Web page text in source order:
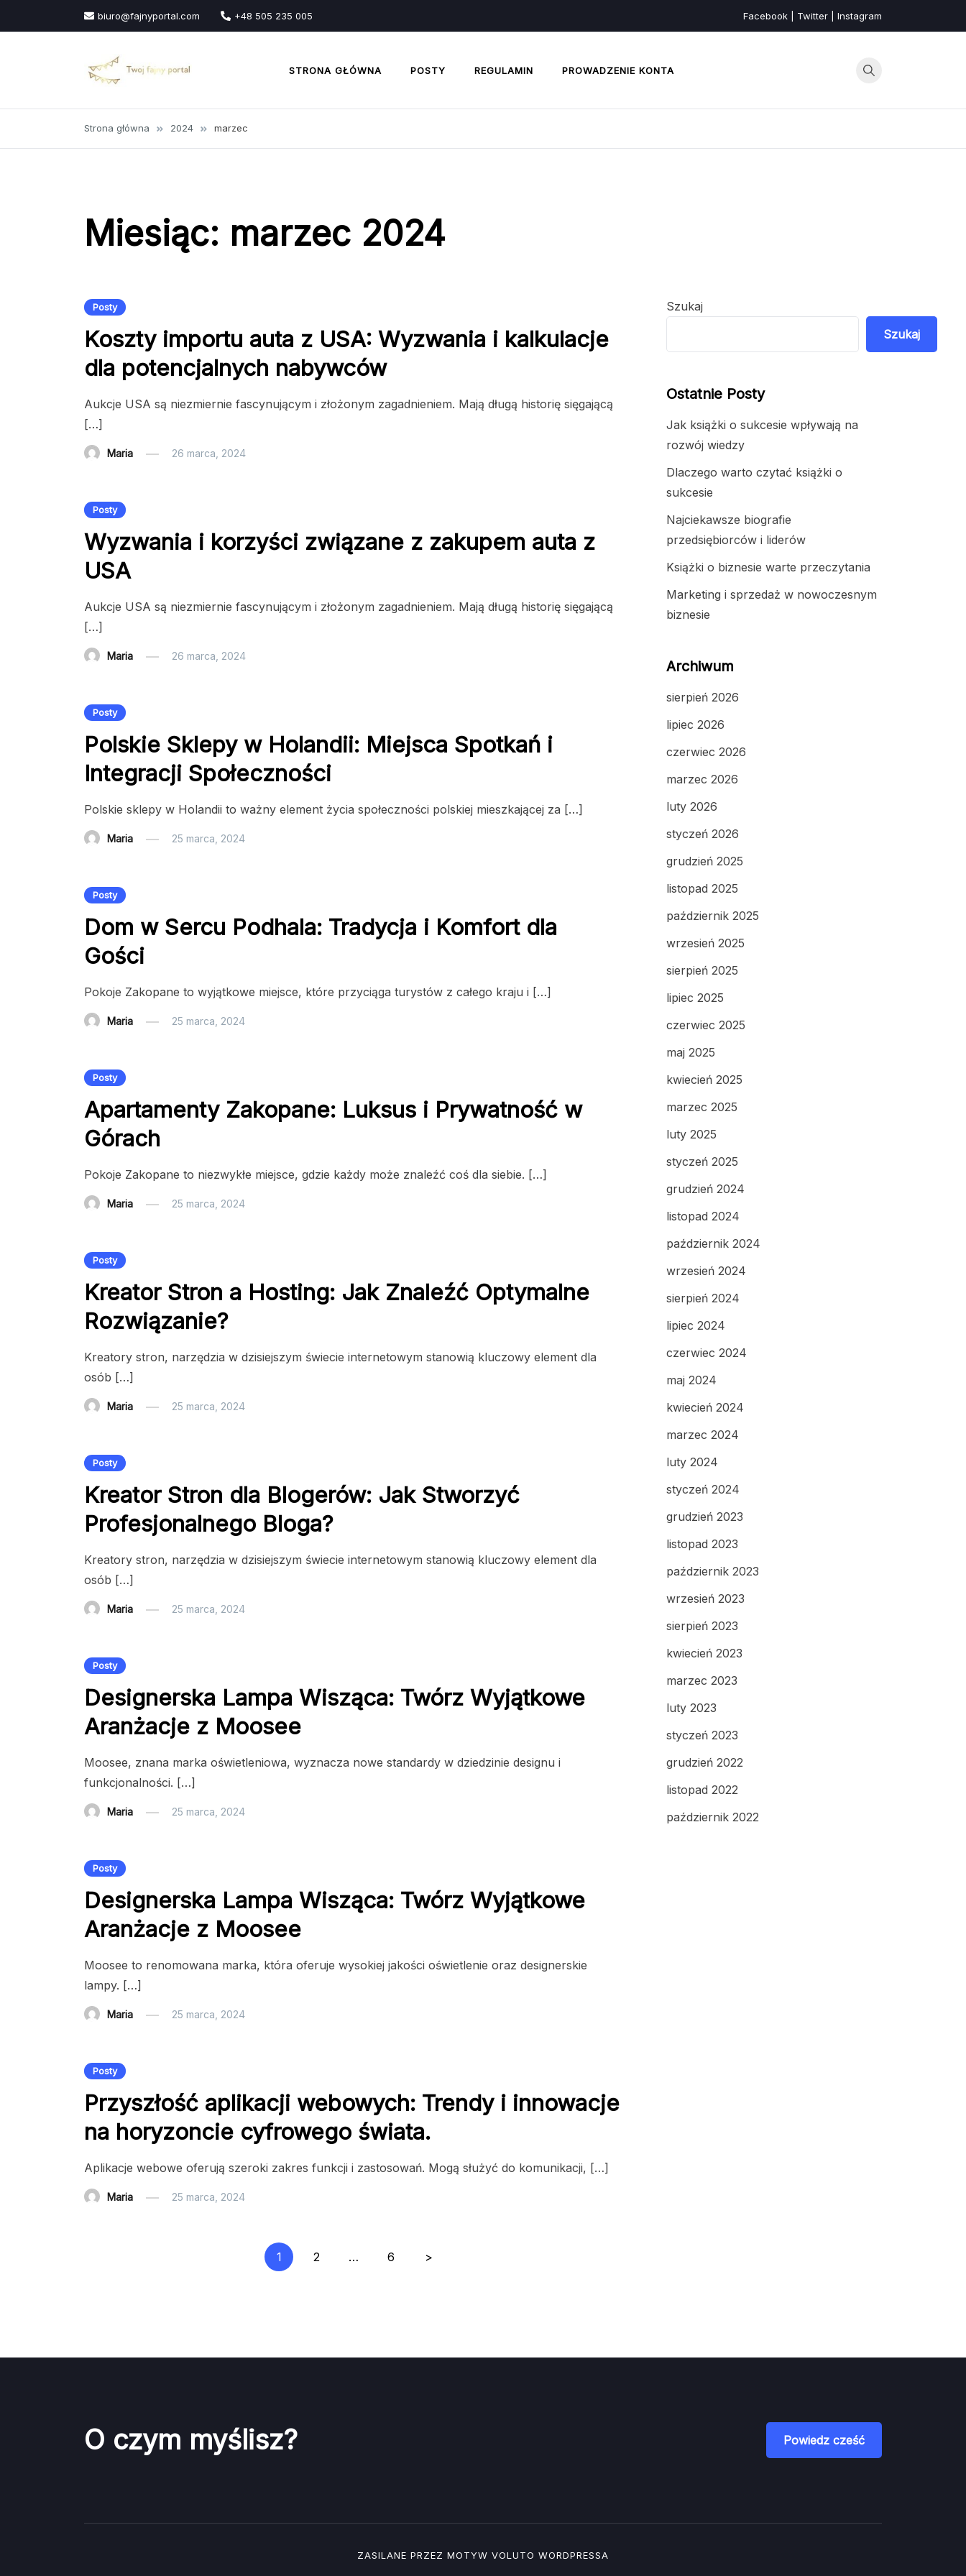
do
biuro@fajnyportal.com +48 505 235 005 Facebook | Twitter | Instagram
STRONA GŁÓWNA POSTY REGULAMIN PROWADZENIE KONTA
Strona główna 2024 marzec
Miesiąc: marzec 2024
Posty
Koszty importu auta z USA: Wyzwania i kalkulacje
dla potencjalnych nabywców
Aukcje USA są niezmiernie fascynującym i złożonym zagadnieniem. Mają długą historię sięgającą
[…]
Maria 26 marca, 2024
Posty
Wyzwania i korzyści związane z zakupem auta z
USA
Aukcje USA są niezmiernie fascynującym i złożonym zagadnieniem. Mają długą historię sięgającą
[…]
Maria 26 marca, 2024
Posty
Polskie Sklepy w Holandii: Miejsca Spotkań i
Integracji Społeczności
Polskie sklepy w Holandii to ważny element życia społeczności polskiej mieszkającej za […]
Maria 25 marca, 2024
Posty
Dom w Sercu Podhala: Tradycja i Komfort dla
Gości
Pokoje Zakopane to wyjątkowe miejsce, które przyciąga turystów z całego kraju i […]
Maria 25 marca, 2024
Posty
Apartamenty Zakopane: Luksus i Prywatność w
Górach
Pokoje Zakopane to niezwykłe miejsce, gdzie każdy może znaleźć coś dla siebie. […]
Maria 25 marca, 2024
Posty
Kreator Stron a Hosting: Jak Znaleźć Optymalne
Rozwiązanie?
Kreatory stron, narzędzia w dzisiejszym świecie internetowym stanowią kluczowy element dla
osób […]
Maria 25 marca, 2024
Posty
Kreator Stron dla Blogerów: Jak Stworzyć
Profesjonalnego Bloga?
Kreatory stron, narzędzia w dzisiejszym świecie internetowym stanowią kluczowy element dla
osób […]
Maria 25 marca, 2024
Posty
Designerska Lampa Wisząca: Twórz Wyjątkowe
Aranżacje z Moosee
Moosee, znana marka oświetleniowa, wyznacza nowe standardy w dziedzinie designu i
funkcjonalności. […]
Maria 25 marca, 2024
Posty
Designerska Lampa Wisząca: Twórz Wyjątkowe
Aranżacje z Moosee
Moosee to renomowana marka, która oferuje wysokiej jakości oświetlenie oraz designerskie
lampy. […]
Maria 25 marca, 2024
Posty
Przyszłość aplikacji webowych: Trendy i innowacje
na horyzoncie cyfrowego świata.
Aplikacje webowe oferują szeroki zakres funkcji i zastosowań. Mogą służyć do komunikacji, […]
Maria 25 marca, 2024
1 2 … 6 >
Szukaj
Szukaj
Ostatnie Posty
Jak książki o sukcesie wpływają na
rozwój wiedzy
Dlaczego warto czytać książki o
sukcesie
Najciekawsze biografie
przedsiębiorców i liderów
Książki o biznesie warte przeczytania
Marketing i sprzedaż w nowoczesnym
biznesie
Archiwum
sierpień 2026
lipiec 2026
czerwiec 2026
marzec 2026
luty 2026
styczeń 2026
grudzień 2025
listopad 2025
październik 2025
wrzesień 2025
sierpień 2025
lipiec 2025
czerwiec 2025
maj 2025
kwiecień 2025
marzec 2025
luty 2025
styczeń 2025
grudzień 2024
listopad 2024
październik 2024
wrzesień 2024
sierpień 2024
lipiec 2024
czerwiec 2024
maj 2024
kwiecień 2024
marzec 2024
luty 2024
styczeń 2024
grudzień 2023
listopad 2023
październik 2023
wrzesień 2023
sierpień 2023
kwiecień 2023
marzec 2023
luty 2023
styczeń 2023
grudzień 2022
listopad 2022
październik 2022
O czym myślisz? Powiedz cześć
ZASILANE PRZEZ MOTYW VOLUTO WORDPRESSA